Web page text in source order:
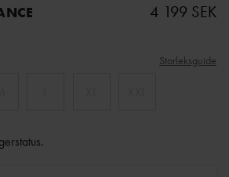
4 199 SEK
Storleksguide
.